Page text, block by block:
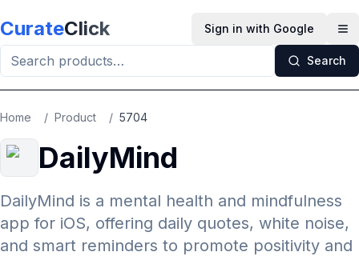
CurateClick Sign in with Google
Search
Home / Product / 5704
DailyMind
DailyMind is a mental health and mindfulness
app for iOS, offering daily quotes, white noise,
and smart reminders to promote positivity and